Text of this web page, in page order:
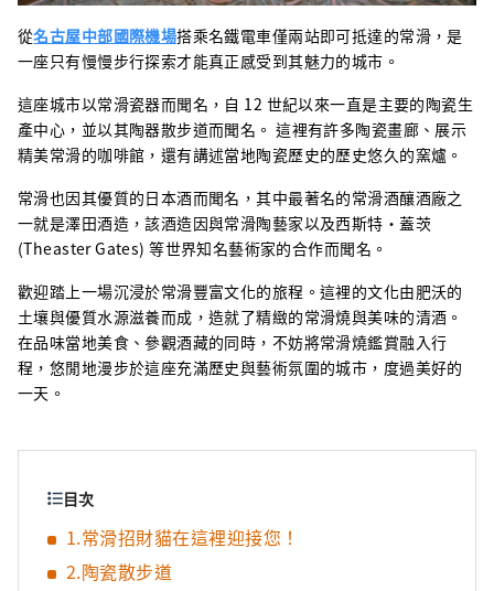
從名古屋中部國際機場搭乘名鐵電車僅兩站即可抵達的常滑，是
一座只有慢慢步行探索才能真正感受到其魅力的城市。
這座城市以常滑瓷器而聞名，自 12 世紀以來一直是主要的陶瓷生
產中心，並以其陶器散步道而聞名。 這裡有許多陶瓷畫廊、展示
精美常滑的咖啡館，還有講述當地陶瓷歷史的歷史悠久的窯爐。
常滑也因其優質的日本酒而聞名，其中最著名的常滑酒釀酒廠之
一就是澤田酒造，該酒造因與常滑陶藝家以及西斯特·蓋茨
(Theaster Gates) 等世界知名藝術家的合作而聞名。
歡迎踏上一場沉浸於常滑豐富文化的旅程。這裡的文化由肥沃的
土壤與優質水源滋養而成，造就了精緻的常滑燒與美味的清酒。
在品味當地美食、參觀酒藏的同時，不妨將常滑燒鑑賞融入行
程，悠閒地漫步於這座充滿歷史與藝術氛圍的城市，度過美好的
一天。
目次
1.常滑招財貓在這裡迎接您！
2.陶瓷散步道